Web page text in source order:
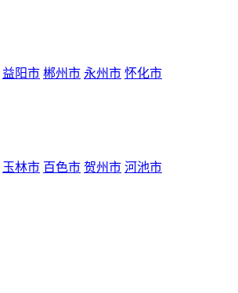
益阳市 郴州市 永州市 怀化市
玉林市 百色市 贺州市 河池市